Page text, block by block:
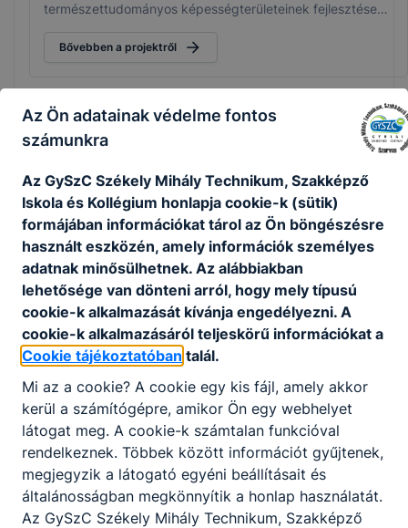
természettudományos képességterületeinek fejlesztése
Fontos az eredményes tanulás elősegítése, kiscsoportos
foglalkozások biztosítása, emellett a tanulók
motiváltságának fokozása, az élményszerű tanulás
feltételeinek megteremtése.
Bővebben a projektről
NTP-INNOV-22-0166
Ismét nyert a tehetséggondozói pályázatunk. Az idén
Hangol-óra zenekar megvalósítására adtuk be a
pályázatunkat. Több éve már, hogy mindig van
kiemelkedő zenei tehetséggel bíró diákunk.
Bővebben a projektről
ERASMUS+ 2023
Új év, új mobilitás - Székelyesek Görögországban A Gyulai
Szakképzési Centrum Székely Mihály Technikum 12
tanulója 2023. 06. 19 – től szakmai gyakorlatát töltötte
Görögországban - Katerini - Paralián. Finanszírozása
Európai Uniós forrásból és a Tempus Közalapítvány által
történt, a diákok számára ingyenesen.
Az Ön adatainak védelme fontos
számunkra
Az GySzC Székely Mihály Technikum, Szakképző
Iskola és Kollégium honlapja cookie-k (sütik)
formájában információkat tárol az Ön böngészésre
használt eszközén, amely információk személyes
adatnak minősülhetnek. Az alábbiakban
lehetősége van dönteni arról, hogy mely típusú
cookie-k alkalmazását kívánja engedélyezni. A
cookie-k alkalmazásáról teljeskörű információkat a
Cookie tájékoztatóban talál.
Mi az a cookie? A cookie egy kis fájl, amely akkor
kerül a számítógépre, amikor Ön egy webhelyet
látogat meg. A cookie-k számtalan funkcióval
rendelkeznek. Többek között információt gyűjtenek,
megjegyzik a látogató egyéni beállításait és
általánosságban megkönnyítik a honlap használatát.
Az GySzC Székely Mihály Technikum, Szakképző